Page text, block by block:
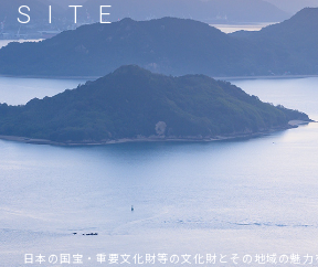
日本の国宝・重要文化財等の文化財とその地域の魅
SITE